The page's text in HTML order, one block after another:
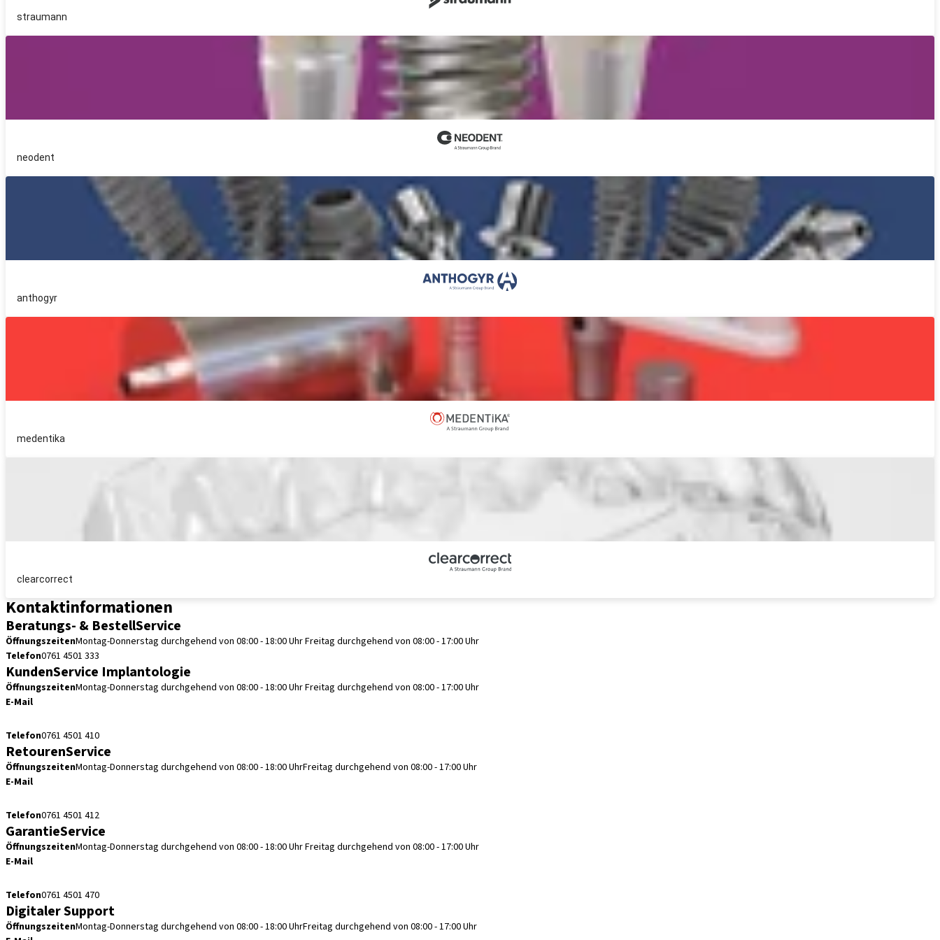
straumann
neodent
anthogyr
medentika
clearcorrect
Kontaktinformationen
Beratungs- & BestellService
ÖffnungszeitenMontag-Donnerstag durchgehend von 08:00 - 18:00 UhrFreitag durchgehend von 08:00 - 17:00 Uhr
Telefon0761 4501 333
KundenService Implantologie
ÖffnungszeitenMontag-Donnerstag durchgehend von 08:00 - 18:00 UhrFreitag durchgehend von 08:00 - 17:00 Uhr
E-Mail
Telefon0761 4501 410
RetourenService
ÖffnungszeitenMontag-Donnerstag durchgehend von 08:00 - 18:00 UhrFreitag durchgehend von 08:00 - 17:00 Uhr
E-Mail
Telefon0761 4501 412
GarantieService
ÖffnungszeitenMontag-Donnerstag durchgehend von 08:00 - 18:00 UhrFreitag durchgehend von 08:00 - 17:00 Uhr
E-Mail
Telefon0761 4501 470
Digitaler Support
ÖffnungszeitenMontag-Donnerstag durchgehend von 08:00 - 18:00 UhrFreitag durchgehend von 08:00 - 17:00 Uhr